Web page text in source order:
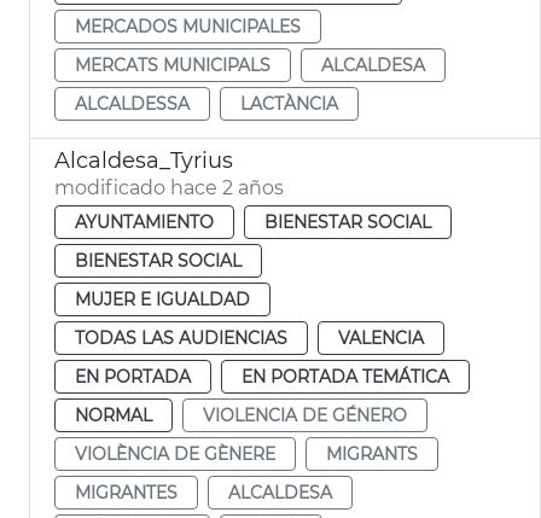
MERCADOS MUNICIPALES
MERCATS MUNICIPALS
ALCALDESA
ALCALDESSA
LACTÀNCIA
Alcaldesa_Tyrius
modificado hace 2 años
AYUNTAMIENTO
BIENESTAR SOCIAL
BIENESTAR SOCIAL
MUJER E IGUALDAD
TODAS LAS AUDIENCIAS
VALENCIA
EN PORTADA
EN PORTADA TEMÁTICA
NORMAL
VIOLENCIA DE GÉNERO
VIOLÈNCIA DE GÈNERE
MIGRANTS
MIGRANTES
ALCALDESA